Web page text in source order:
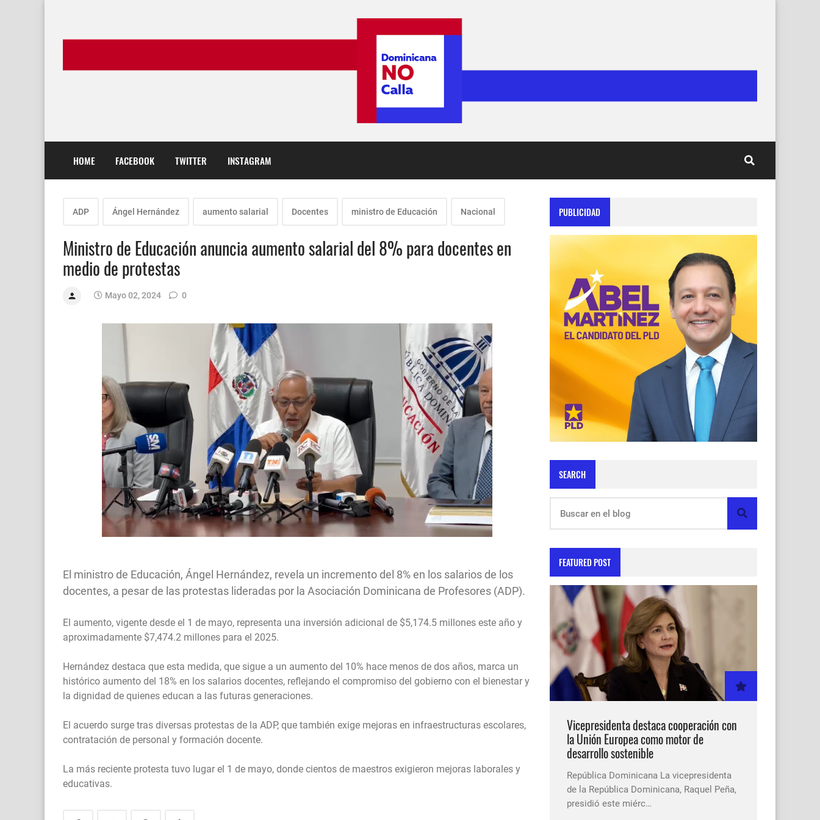
HOME FACEBOOK TWITTER INSTAGRAM
ADP Ángel Hernández aumento salarial Docentes ministro de Educación Nacional
Ministro de Educación anuncia aumento salarial del 8% para docentes en
medio de protestas
Mayo 02, 2024 0
El ministro de Educación, Ángel Hernández, revela un incremento del 8% en los salarios de los
docentes, a pesar de las protestas lideradas por la Asociación Dominicana de Profesores (ADP).
El aumento, vigente desde el 1 de mayo, representa una inversión adicional de $5,174.5 millones este año y
aproximadamente $7,474.2 millones para el 2025.
Hernández destaca que esta medida, que sigue a un aumento del 10% hace menos de dos años, marca un
histórico aumento del 18% en los salarios docentes, reflejando el compromiso del gobierno con el bienestar y
la dignidad de quienes educan a las futuras generaciones.
El acuerdo surge tras diversas protestas de la ADP, que también exige mejoras en infraestructuras escolares,
contratación de personal y formación docente.
La más reciente protesta tuvo lugar el 1 de mayo, donde cientos de maestros exigieron mejoras laborales y
educativas.
PUBLICIDAD
SEARCH
FEATURED POST
Vicepresidenta destaca cooperación con
la Unión Europea como motor de
desarrollo sostenible
República Dominicana La vicepresidenta
de la República Dominicana, Raquel Peña,
presidió este miérc…